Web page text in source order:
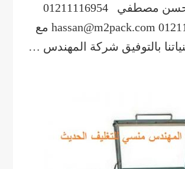
منسى حسن مصطفي 01211116954
01211116956 hassan@m2pack.com مع
بالتوفيق شركة المهندس …